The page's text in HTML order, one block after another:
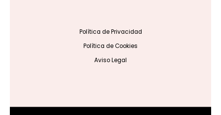
Política de Privacidad
Política de Cookies
Aviso Legal